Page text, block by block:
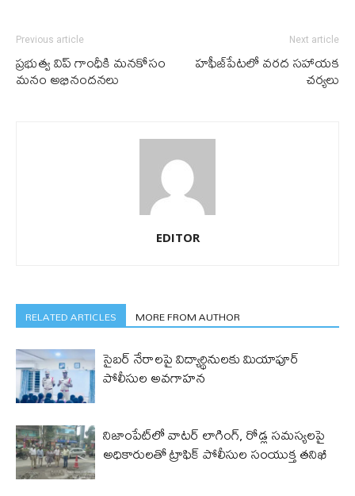
Previous article
ప్రభుత్వ విప్ గాంధీకి మనకోసం
మనం అభినందనలు
Next article
హ‌ఫీజ్‌పేట‌లో వ‌ర‌ద స‌హాయ‌క
చ‌ర్య‌లు
EDITOR
RELATED ARTICLES MORE FROM AUTHOR
సైబర్ నేరాలపై విద్యార్థినులకు మియాపూర్
పోలీసుల అవగాహన
నిజాంపేట్‌లో వాటర్ లాగింగ్, రోడ్ల సమస్యలపై
అధికారులతో ట్రాఫిక్ పోలీసుల సంయుక్త తనిఖీ